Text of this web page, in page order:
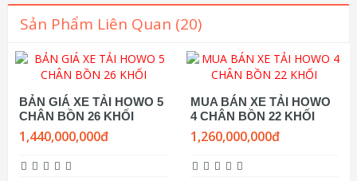
Sản Phẩm Liên Quan (20)
BẢN GIÁ XE TẢI HOWO 5
CHÂN BỒN 26 KHỐI
1,440,000,000đ
MUA BÁN XE TẢI HOWO
4 CHÂN BỒN 22 KHỐI
1,260,000,000đ